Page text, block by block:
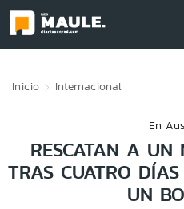
Inicio Internacional
En
RESCATAN A
TRAS CUATRO
UN